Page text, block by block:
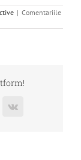
| Comentariile
Vk